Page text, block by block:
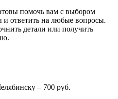
помочь вам с выбором
и ответить на любые вопросы.
детали или получить
– 700 руб.